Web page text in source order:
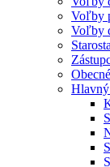
Voľby
Voľby